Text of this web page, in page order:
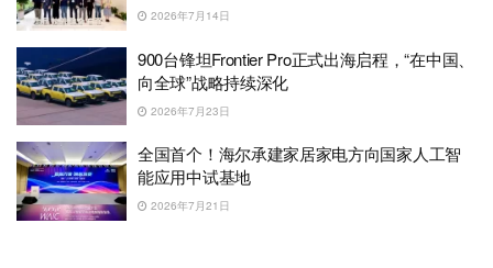
2026年7月14日
900台锋坦Frontier Pro正式出海启程，“在中国、
向全球”战略持续深化
2026年7月23日
全国首个！海尔承建家居家电方向国家人工智
能应用中试基地
2026年7月21日